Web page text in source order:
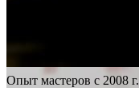
Опыт мастеров с 2008 г.